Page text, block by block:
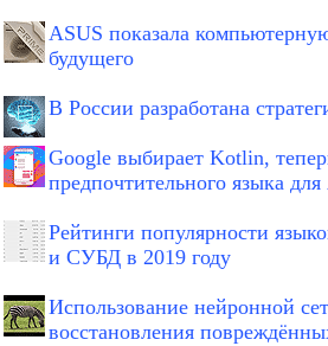
ASUS показала
будущего
В России разработана
Google выбирает Kotlin,
предпочтительного языка
Рейтинги популярности
и СУБД в 2019 году
Использование нейронной
восстановления